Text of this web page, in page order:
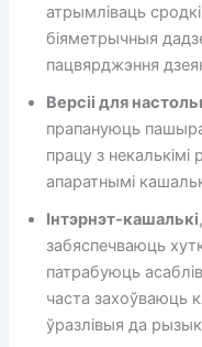
атрымліваць
біяметрычныя
пацвярджэння
Версіі для
прапануюць
працу з некалькімі
апаратнымі
Інтэрнэт-кашалькі
забяспечваюць
патрабуюць
часта захоўваюць
ўразлівыя да